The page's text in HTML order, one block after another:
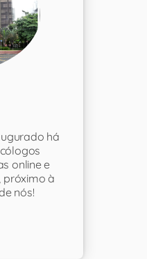
há
online e
próximo à
nós!